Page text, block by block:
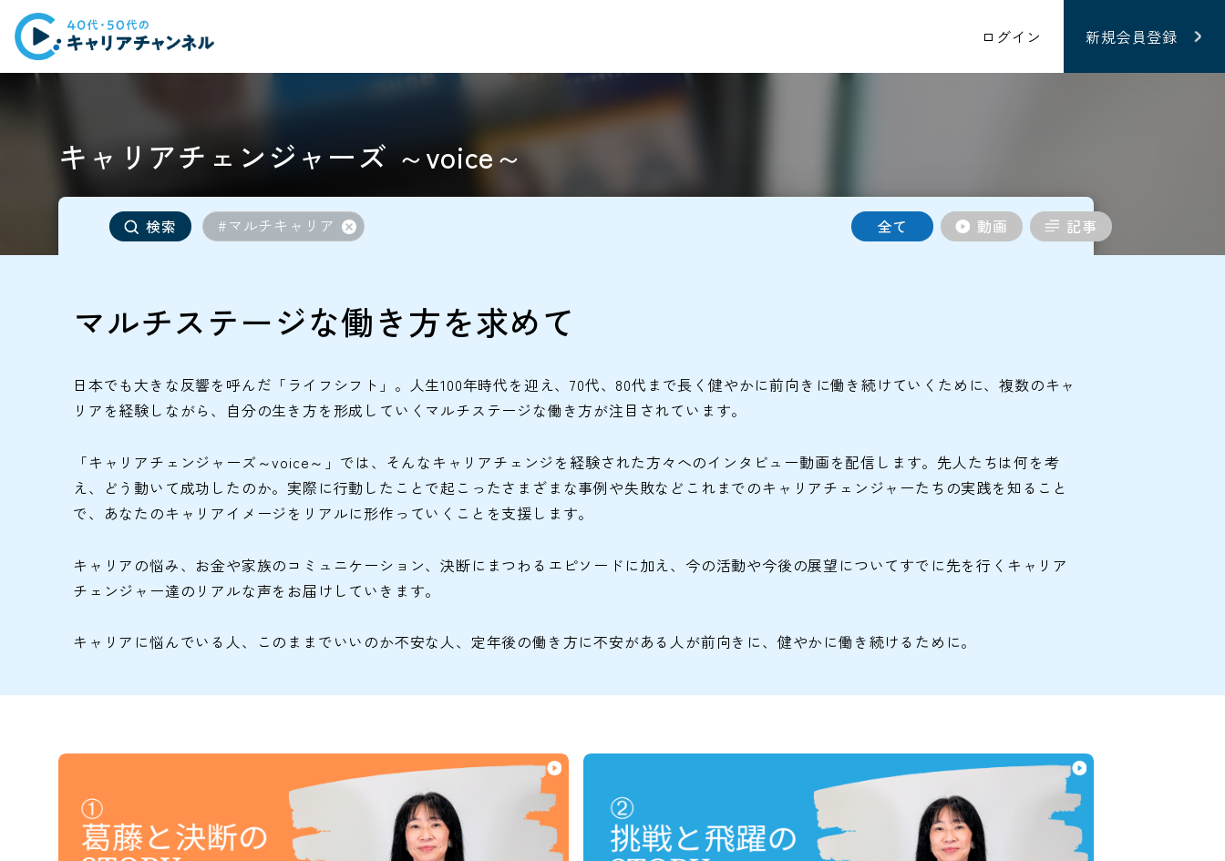
ログイン 新規会員登録
キャリアチェンジャーズ ～voice～
検索 #マルチキャリア 全て 動画 記事
マルチステージな働き方を求めて
日本でも大きな反響を呼んだ「ライフシフト」。人生100年時代を迎え、70代、80代まで長く健やかに前向きに働き続けていくために、複数のキャ
リアを経験しながら、自分の生き方を形成していくマルチステージな働き方が注目されています。
「キャリアチェンジャーズ～voice～」では、そんなキャリアチェンジを経験された方々へのインタビュー動画を配信します。先人たちは何を考
え、どう動いて成功したのか。実際に行動したことで起こったさまざまな事例や失敗などこれまでのキャリアチェンジャーたちの実践を知ること
で、あなたのキャリアイメージをリアルに形作っていくことを支援します。
キャリアの悩み、お金や家族のコミュニケーション、決断にまつわるエピソードに加え、今の活動や今後の展望についてすでに先を行くキャリア
チェンジャー達のリアルな声をお届けしていきます。
キャリアに悩んでいる人、このままでいいのか不安な人、定年後の働き方に不安がある人が前向きに、健やかに働き続けるために。